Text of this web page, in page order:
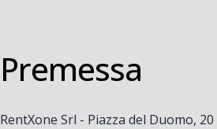
Premessa
RentXone Srl - Piazza del Duomo,